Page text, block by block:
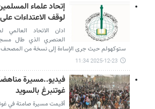
إتحاد علماء
لوقف الاعتداءات
ادان الاتحاد العالمي
العنصري الذي طال
ستوكهولم حيث جرى الإساءة إلى نسخة من
2025-12-23 11:34
فيديو..مسيرة
غوتنبرغ بالسويد
أقيمت مسيرة صامتة في